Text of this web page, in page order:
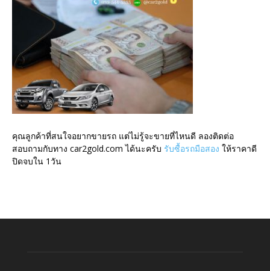
คุณลูกค้าที่สนใจอยากขายรถ แต่ไม่รู้จะขายที่ไหนดี ลองติดต่อ
สอบถามกับทาง car2gold.com ได้นะครับ รับซื้อรถมือสอง ให้ราคาดี
ปิดจบใน 1วัน